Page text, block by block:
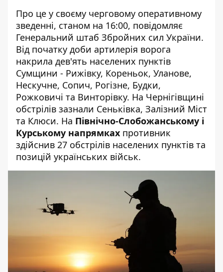
Про це у своєму черговому оперативному
зведенні, станом на 16:00, повідомляє
Генеральний штаб Збройних сил України.
Від початку доби артилерія ворога
накрила дев'ять населених пунктів
Сумщини - Рижівку, Кореньок, Уланове,
Нескучне, Сопич, Рогізне, Будки,
Рожковичі та Винторівку. На Чернігівщині
обстрілів зазнали Сеньківка, Залізний Міст
та Клюси. На Північно-Слобожанському і
Курському напрямках противник
здійснив 27 обстрілів населених пунктів та
позицій українських військ.